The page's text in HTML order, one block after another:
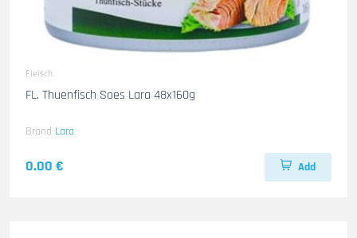
Fleisch
FL. Thuenfisch Soes Lara 48x160g
Brand Lara
0.00 € Add